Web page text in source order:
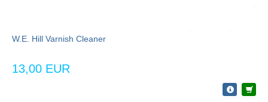
W.E. Hill Varnish Cleaner
13,00 EUR